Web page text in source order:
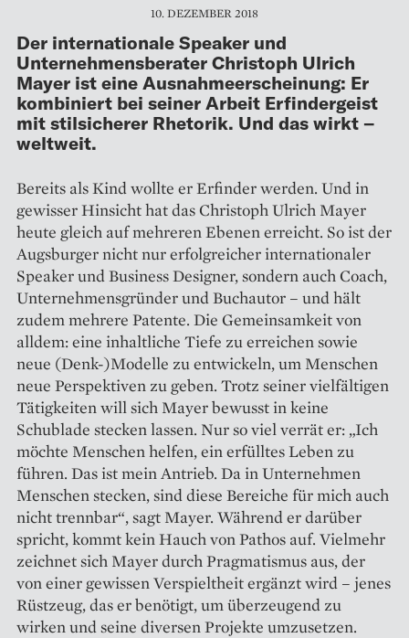
10. DEZEMBER 2018
Der internationale Speaker und
Unternehmensberater Christoph Ulrich
Mayer ist eine Ausnahmeerscheinung: Er
kombiniert bei seiner Arbeit Erfindergeist
mit stilsicherer Rhetorik. Und das wirkt –
weltweit.
Bereits als Kind wollte er Erfinder werden. Und in
gewisser Hinsicht hat das Christoph Ulrich Mayer
heute gleich auf mehreren Ebenen erreicht. So ist der
Augsburger nicht nur erfolgreicher internationaler
Speaker und Business Designer, sondern auch Coach,
Unternehmensgründer und Buch­autor – und hält
zudem mehrere Patente. Die Gemeinsamkeit von
alldem: eine inhaltliche Tiefe zu erreichen sowie
neue (Denk-)Modelle zu entwickeln, um Menschen
neue Perspektiven zu geben. Trotz seiner vielfältigen
Tätigkeiten will sich Mayer bewusst in keine
Schublade stecken lassen. Nur so viel verrät er: „Ich
möchte Menschen helfen, ein erfülltes Leben zu
führen. Das ist mein Antrieb. Da in Unternehmen
Menschen stecken, sind diese Bereiche für mich auch
nicht trennbar“, sagt Mayer. Während er darüber
spricht, kommt kein Hauch von Pathos auf. Vielmehr
zeichnet sich Mayer durch Pragmatismus aus, der
von einer gewissen Verspieltheit ergänzt wird – jenes
Rüstzeug, das er benötigt, um überzeugend zu
wirken und seine diversen Projekte umzusetzen.